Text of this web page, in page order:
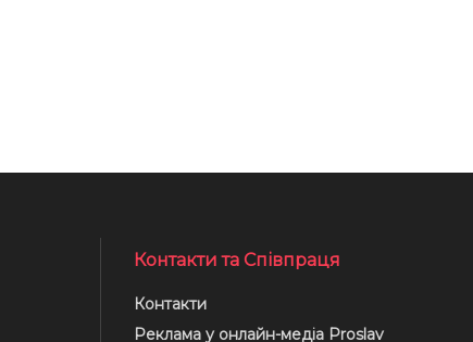
Контакти та Співпраця
Контакти
Реклама у онлайн-медіа Proslav